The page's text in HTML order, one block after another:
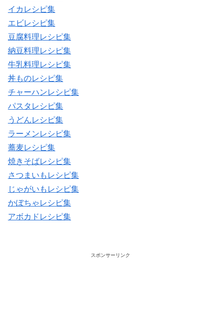
イカレシピ集
エビレシピ集
豆腐料理レシピ集
納豆料理レシピ集
牛乳料理レシピ集
丼ものレシピ集
チャーハンレシピ集
パスタレシピ集
うどんレシピ集
ラーメンレシピ集
蕎麦レシピ集
焼きそばレシピ集
さつまいもレシピ集
じゃがいもレシピ集
かぼちゃレシピ集
アボカドレシピ集
スポンサーリンク